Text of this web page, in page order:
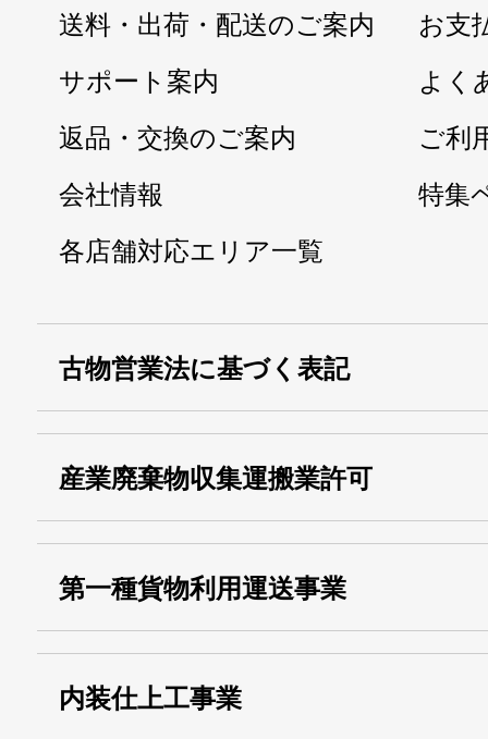
送料・出荷・配送のご案内
お支
サポート案内
よく
返品・交換のご案内
ご利
会社情報
特集
各店舗対応エリア一覧
古物営業法に基づく表記
産業廃棄物収集運搬業許可
運搬業許可証番号：
13000155805
第一種貨物利用運送事業
事業
内装仕上工事業